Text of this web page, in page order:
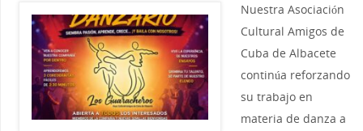
Nuestra Asociación
Cultural Amigos de
Cuba de Albacete
continúa reforzando
su trabajo en
materia de danza a